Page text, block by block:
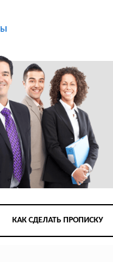
КАК СДЕЛАТЬ ПРОПИСКУ